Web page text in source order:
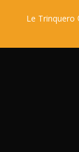
Le Trinquero